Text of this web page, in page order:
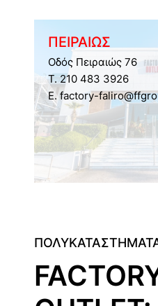
ΠΕΙΡΑΙΩΣ
Οδός Πειραιώς 76
Τ. 210 483 3926
E. factory-